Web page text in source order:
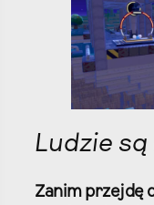
Ludzie
Zanim przejdę